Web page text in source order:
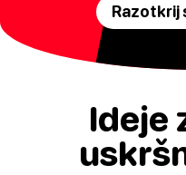
Razotkrij
Ideje